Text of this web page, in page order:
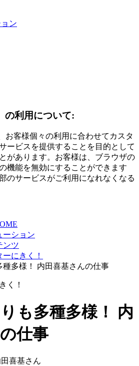
ン
の利用について:
お客様個々の利用に合わせてカスタ
ービスを提供することを目的として
があります。お客様は、ブラウザの
機能を無効にすることができます
のサービスがご利用になれなくなる
ーション
ンツ
にきく！
種多様！ 内田喜基さんの仕事
く！
も多種多様！ 内
仕事
喜基さん